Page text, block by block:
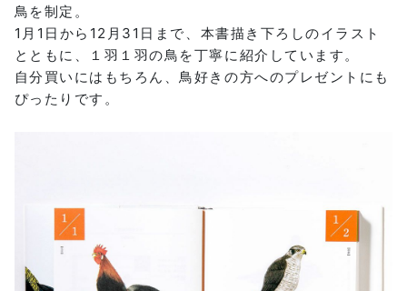
鳥を制定。
1月1日から12月31日まで、本書描き下ろしのイラスト
とともに、１羽１羽の鳥を丁寧に紹介しています。
自分買いにはもちろん、鳥好きの方へのプレゼントにも
ぴったりです。